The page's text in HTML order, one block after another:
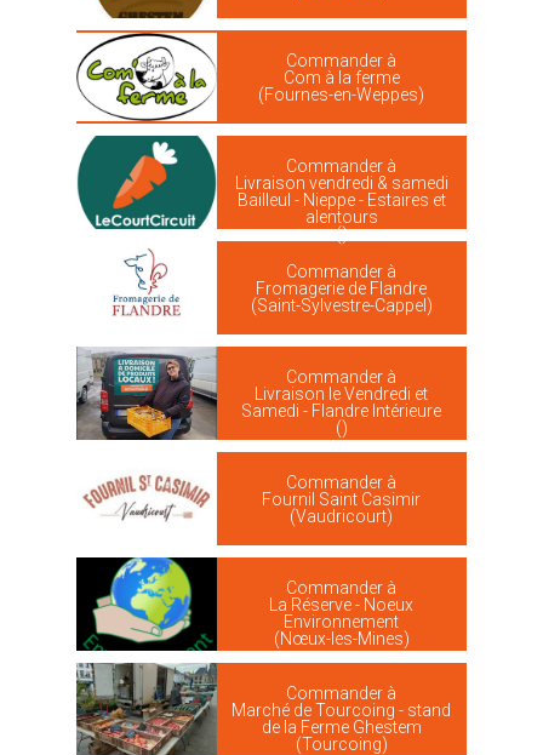
Commander à
Com à la ferme
(Fournes-en-Weppes)
Commander à
Livraison vendredi & samedi
Bailleul - Nieppe - Estaires et
alentours
()
Commander à
Fromagerie de Flandre
(Saint-Sylvestre-Cappel)
Commander à
Livraison le Vendredi et
Samedi - Flandre Intérieure
()
Commander à
Fournil Saint Casimir
(Vaudricourt)
Commander à
La Réserve - Noeux
Environnement
(Nœux-les-Mines)
Commander à
Marché de Tourcoing - stand
de la Ferme Ghestem
(Tourcoing)